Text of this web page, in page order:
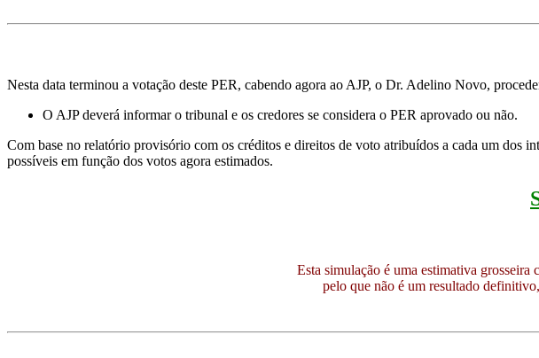
Nesta data terminou a votação deste PER, cabendo agora ao AJP, o Dr. Adelino Novo,
O AJP deverá informar o tribunal e os credores se considera o PER aprovado ou não.
Com base no relatório provisório com os créditos e direitos de voto atribuídos a cada um dos
possíveis em função dos votos agora estimados.
Esta simulação é uma estimativa
pelo que não é um resultado